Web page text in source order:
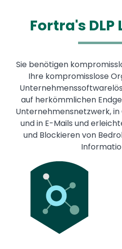
Fortra's DLP
Sie benötigen
Ihre kompromisslose
auf herkömmlichen
Unternehmensnetzwerk,
und in E-Mails und
und Blockieren von
Media
Image